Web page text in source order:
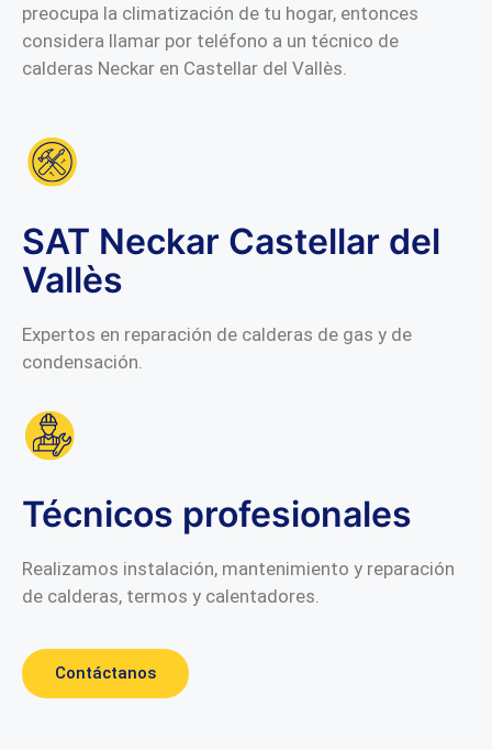
preocupa la climatización de tu hogar, entonces
considera llamar por teléfono a un técnico de
calderas Neckar en Castellar del Vallès.
SAT Neckar Castellar del
Vallès
Expertos en reparación de calderas de gas y de
condensación.
Técnicos profesionales
Realizamos instalación, mantenimiento y reparación
de calderas, termos y calentadores.
Contáctanos